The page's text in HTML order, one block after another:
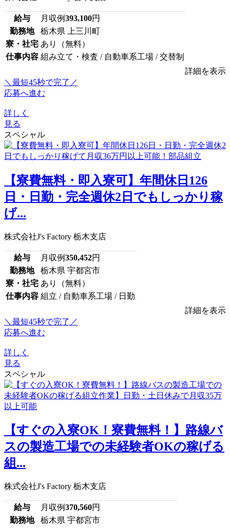
給与 月収例393,100円
勤務地
栃木県 上三川町
寮・社宅 あり（無料）
仕事内容 組み立て・検査 / 自動車系工場 / 交替制
詳細を表示
＼最短45秒で完了／
応募へ進む
詳しく
見る
スペシャル
【寮費無料・即入寮可】年間休日126
日・日勤・完全週休2日でもしっかり稼
げ...
株式会社J's Factory 栃木支店
給与 月収例350,452円
勤務地
栃木県 宇都宮市
寮・社宅 あり（無料）
仕事内容 組立 / 自動車系工場 / 日勤
詳細を表示
＼最短45秒で完了／
応募へ進む
詳しく
見る
スペシャル
【すぐの入寮OK！寮費無料！】路線バ
スの製造工場での未経験者OKの稼げる
組...
株式会社J's Factory 栃木支店
給与 月収例370,560円
勤務地
栃木県 宇都宮市